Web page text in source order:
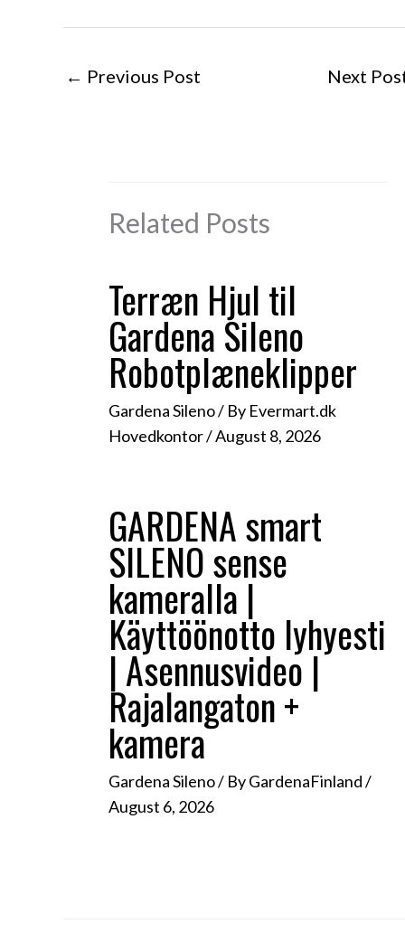
← Previous Post Next
Related Posts
Terræn Hjul til
Gardena Sileno
Robotplæneklipper
Gardena Sileno/ By Evermart.dk
Hovedkontor/August 8, 2026
GARDENA smart
SILENO sense
kameralla |
Käyttöönotto lyhyesti
| Asennusvideo |
Rajalangaton +
kamera
Gardena Sileno/ ByGardenaFinland/
August 6, 2026